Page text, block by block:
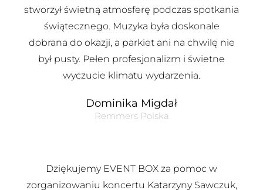
stworzył świetną atmosferę podczas spotkania
świątecznego. Muzyka była doskonale
dobrana do okazji, a parkiet ani na chwilę nie
był pusty. Pełen profesjonalizm i świetne
wyczucie klimatu wydarzenia.
Dominika Migdał
Remmers Polska
Dziękujemy EVENT BOX za pomoc w
zorganizowaniu koncertu Katarzyny Sawczuk,